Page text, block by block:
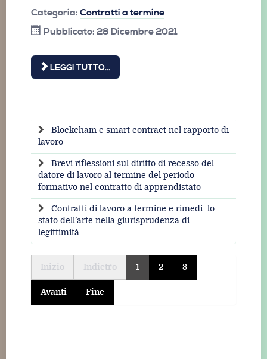
Categoria: Contratti a termine
Pubblicato: 28 Dicembre 2021
LEGGI TUTTO...
Blockchain e smart contract nel rapporto di
lavoro
Brevi riflessioni sul diritto di recesso del
datore di lavoro al termine del periodo
formativo nel contratto di apprendistato
Contratti di lavoro a termine e rimedi: lo
stato dell’arte nella giurisprudenza di
legittimità
Inizio Indietro 1 2 3
Avanti Fine